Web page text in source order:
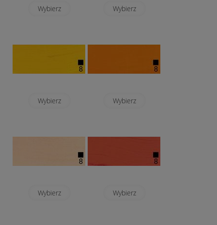
Wybierz Wybierz
Wybierz Wybierz
Wybierz Wybierz